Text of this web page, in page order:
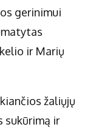
gerinimui
ir Marių
žaliųjų
sukūrimą ir